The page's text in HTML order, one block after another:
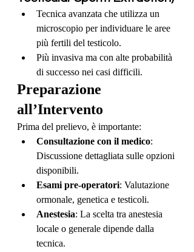
Tecnica avanzata che utilizza un
microscopio per individuare le aree
più fertili del testicolo.
Più invasiva ma con alte probabilità
di successo nei casi difficili.
Preparazione
all’Intervento
Prima del prelievo, è importante:
Consultazione con il medico:
Discussione dettagliata sulle opzioni
disponibili.
Esami pre-operatori: Valutazione
ormonale, genetica e testicoli.
Anestesia: La scelta tra anestesia
locale o generale dipende dalla
tecnica.